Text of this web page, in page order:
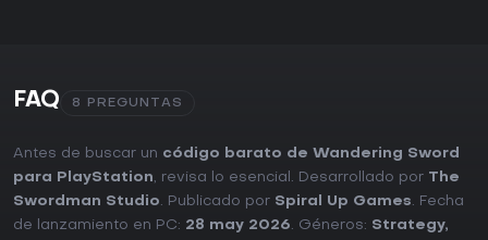
FAQ 8 PREGUNTAS
Antes de buscar un código barato de Wandering Sword
para PlayStation, revisa lo esencial. Desarrollado por The
Swordman Studio. Publicado por Spiral Up Games. Fecha
de lanzamiento en PC: 28 may 2026. Géneros: Strategy,